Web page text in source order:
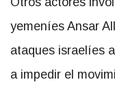
yemeníes Ansar
ataques israelíes
a impedir el